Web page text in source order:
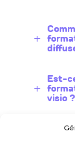
L
L
Est-
visio ?